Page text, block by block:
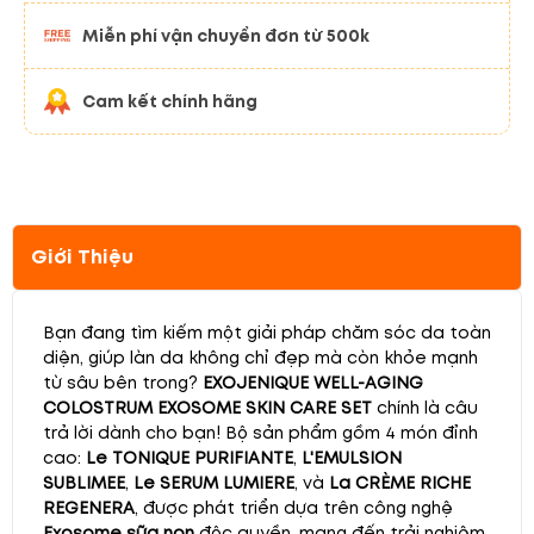
Miễn phí vận chuyển đơn từ 500k
Cam kết chính hãng
Giới Thiệu
Bạn đang tìm kiếm một giải pháp chăm sóc da toàn
diện, giúp làn da không chỉ đẹp mà còn khỏe mạnh
từ sâu bên trong? EXOJENIQUE WELL-AGING
COLOSTRUM EXOSOME SKIN CARE SET chính là câu
trả lời dành cho bạn! Bộ sản phẩm gồm 4 món đỉnh
cao: Le TONIQUE PURIFIANTE, L'EMULSION
SUBLIMEE, Le SERUM LUMIERE, và La CRÈME RICHE
REGENERA, được phát triển dựa trên công nghệ